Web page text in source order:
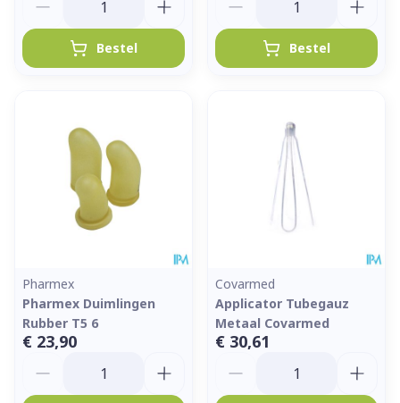
Bestel Bestel
Pharmex
Pharmex Duimlingen
Rubber T5 6
€ 23,90
Covarmed
Applicator Tubegauz
Metaal Covarmed
€ 30,61